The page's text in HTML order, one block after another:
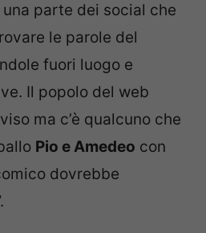
una parte dei social che
le parole del
fuori luogo e
Il popolo del web
ma c’è qualcuno che
Pio e Amedeo con
dovrebbe